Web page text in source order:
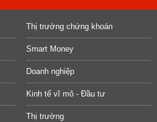
Thị trường chứng khoán
Smart Money
Doanh nghiệp
Kinh tế vĩ mô - Đầu tư
Thị trường